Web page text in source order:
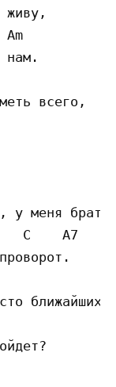
живу,
нам.
всего,
у меня
C    A7